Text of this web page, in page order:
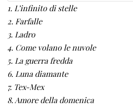
1. L’infinito di stelle
2. Farfalle
3. Ladro
4. Come volano le nuvole
5. La guerra fredda
6. Luna diamante
7. Tex-Mex
8. Amore della domenica